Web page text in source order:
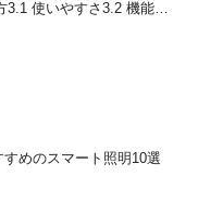
3.1 使いやすさ3.2 機能性
めのスマート照明10選